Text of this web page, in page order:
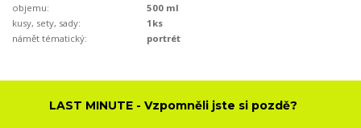
objemu:
500 ml
kusy, sety, sady:
1ks
námět tématický:
portrét
LAST MINUTE - Vzpomněli jste si pozdě?